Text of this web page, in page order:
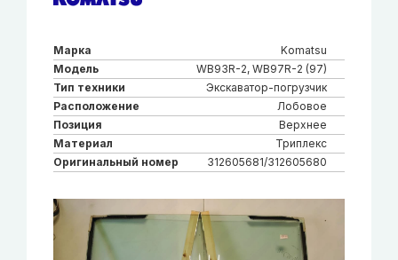
Марка
Komatsu
Модель
WB93R-2, WB97R-2 (97)
Тип техники
Экскаватор-погрузчик
Расположение
Лобовое
Позиция
Верхнее
Материал
Триплекс
Оригинальный номер
312605681/312605680